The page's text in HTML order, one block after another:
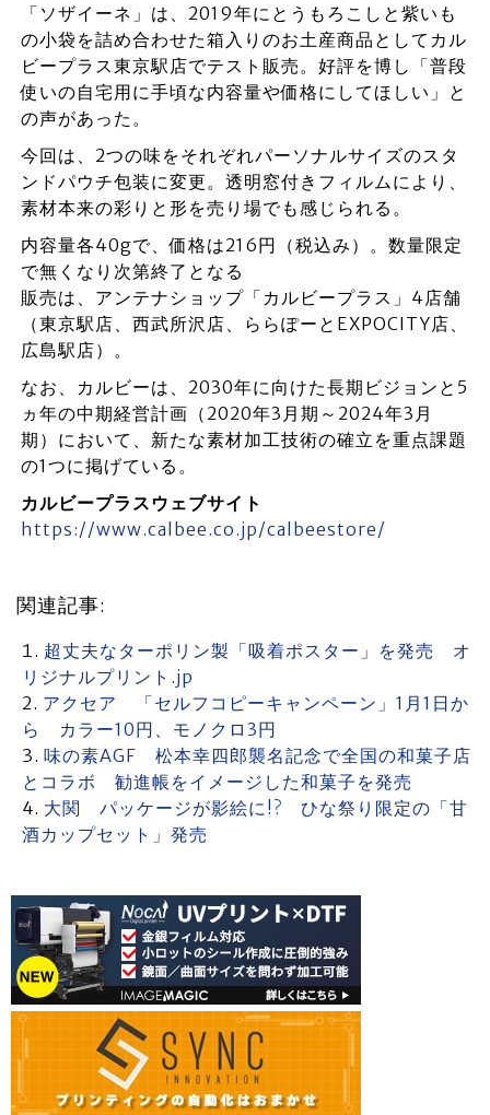
「ソザイーネ」は、2019年にとうもろこしと紫いも
の小袋を詰め合わせた箱入りのお土産商品としてカル
ビープラス東京駅店でテスト販売。好評を博し「普段
使いの自宅用に手頃な内容量や価格にしてほしい」と
の声があった。
今回は、2つの味をそれぞれパーソナルサイズのスタ
ンドパウチ包装に変更。透明窓付きフィルムにより、
素材本来の彩りと形を売り場でも感じられる。
内容量各40gで、価格は216円（税込み）。数量限定
で無くなり次第終了となる
販売は、アンテナショップ「カルビープラス」4店舗
（東京駅店、西武所沢店、ららぽーとEXPOCITY店、
広島駅店）。
なお、カルビーは、2030年に向けた長期ビジョンと5
ヵ年の中期経営計画（2020年3月期～2024年3月
期）において、新たな素材加工技術の確立を重点課題
の1つに掲げている。
カルビープラスウェブサイト
https://www.calbee.co.jp/calbeestore/
関連記事:
超丈夫なターポリン製「吸着ポスター」を発売 オ
リジナルプリント.jp
アクセア 「セルフコピーキャンペーン」1月1日か
ら カラー10円、モノクロ3円
味の素AGF 松本幸四郎襲名記念で全国の和菓子店
とコラボ 勧進帳をイメージした和菓子を発売
大関 パッケージが影絵に!? ひな祭り限定の「甘
酒カップセット」発売